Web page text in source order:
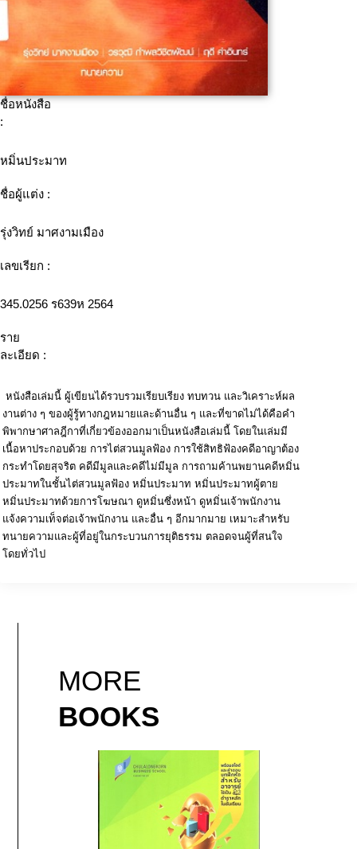
ชื่อหนังสือ
:
หมิ่นประมาท
ชื่อผู้แต่ง :
รุ่งวิทย์ มาศงามเมือง
เลขเรียก :
345.0256 ร639ห 2564
ราย
ละเอียด :
หนังสือเล่มนี้ ผู้เขียนได้รวบรวมเรียบเรียง ทบทวน และวิเคราะห์ผล
งานต่าง ๆ ของผู้รู้ทางกฎหมายและด้านอื่น ๆ และที่ขาดไม่ได้คือคำ
พิพากษาศาลฎีกาที่เกี่ยวข้องออกมาเป็นหนังสือเล่มนี้ โดยในเล่มมี
เนื้อหาประกอบด้วย การไต่สวนมูลฟ้อง การใช้สิทธิฟ้องคดีอาญาต้อง
กระทำโดยสุจริต คดีมีมูลและคดีไม่มีมูล การถามค้านพยานคดีหมิ่น
ประมาทในชั้นไต่สวนมูลฟ้อง หมิ่นประมาท หมิ่นประมาทผู้ตาย
หมิ่นประมาทด้วยการโฆษณา ดูหมิ่นซึ่งหน้า ดูหมิ่นเจ้าพนักงาน
แจ้งความเท็จต่อเจ้าพนักงาน และอื่น ๆ อีกมากมาย เหมาะสำหรับ
ทนายความและผู้ที่อยู่ในกระบวนการยุติธรรม ตลอดจนผู้ที่สนใจ
โดยทั่วไป
MORE
BOOKS